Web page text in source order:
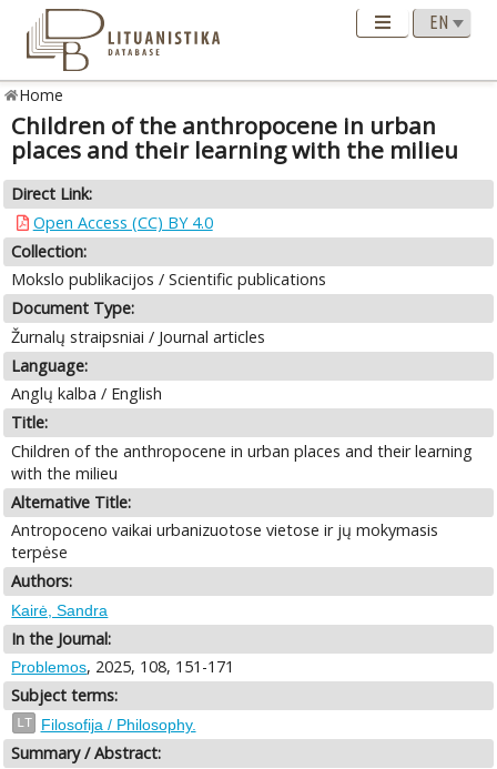
Home
Children of the anthropocene in urban
places and their learning with the milieu
Direct Link:
Open Access (CC) BY 4.0
Collection:
Mokslo publikacijos / Scientific publications
Document Type:
Žurnalų straipsniai / Journal articles
Language:
Anglų kalba / English
Title:
Children of the anthropocene in urban places and their learning
with the milieu
Alternative Title:
Antropoceno vaikai urbanizuotose vietose ir jų mokymasis
terpėse
Authors:
Kairė, Sandra
In the Journal:
Problemos, 2025, 108, 151-171
Subject terms:
LT Filosofija / Philosophy.
Summary / Abstract: